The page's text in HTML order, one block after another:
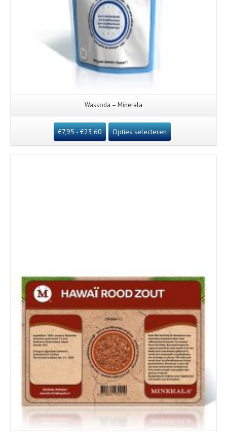
Wassoda – Minerala
€7,95- €23,60 Opties selecteren